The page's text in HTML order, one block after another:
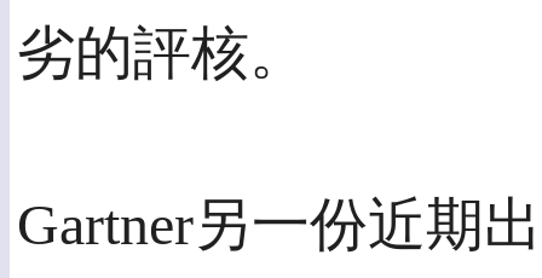
劣的評核。
Gartner另一份近期